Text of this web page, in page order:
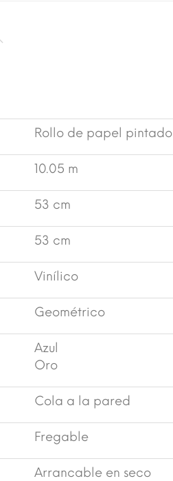
Rollo de papel pintado
10.05 m
53 cm
53 cm
Vinílico
Geométrico
Azul
Oro
Cola a la pared
Fregable
Arrancable en seco